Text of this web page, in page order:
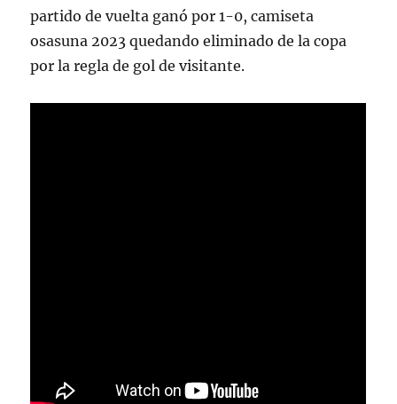
partido de vuelta ganó por 1-0, camiseta
osasuna 2023 quedando eliminado de la copa
por la regla de gol de visitante.